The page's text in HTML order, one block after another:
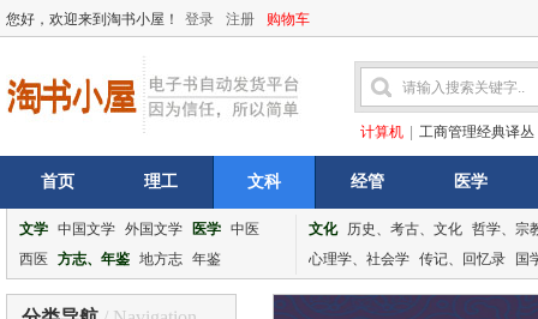
您好，欢迎来到淘书小屋！ 登录 注册 购物车
计算机 工商管理经典译丛
首页 理工 文科 经管 医学
文学 中国文学 外国文学 医学 中医
西医
方志、年鉴 地方志 年鉴
文化 历史、考古、文化 哲学、宗
心理学、社会学 传记、回忆录 国